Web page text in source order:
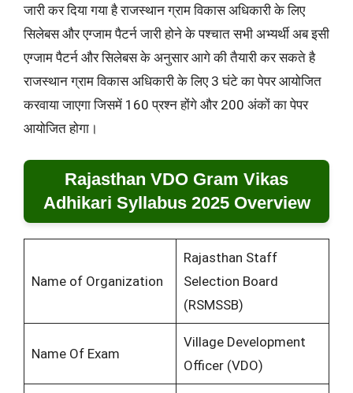
जारी कर दिया गया है राजस्थान ग्राम विकास अधिकारी के लिए
सिलेबस और एग्जाम पैटर्न जारी होने के पश्चात सभी अभ्यर्थी अब इसी
एग्जाम पैटर्न और सिलेबस के अनुसार आगे की तैयारी कर सकते है
राजस्थान ग्राम विकास अधिकारी के लिए 3 घंटे का पेपर आयोजित
करवाया जाएगा जिसमें 160 प्रश्न होंगे और 200 अंकों का पेपर
आयोजित होगा।
Rajasthan VDO Gram Vikas
Adhikari Syllabus 2025 Overview
Name of Organization
Rajasthan Staff
Selection Board
(RSMSSB)
Name Of Exam
Village Development
Officer (VDO)